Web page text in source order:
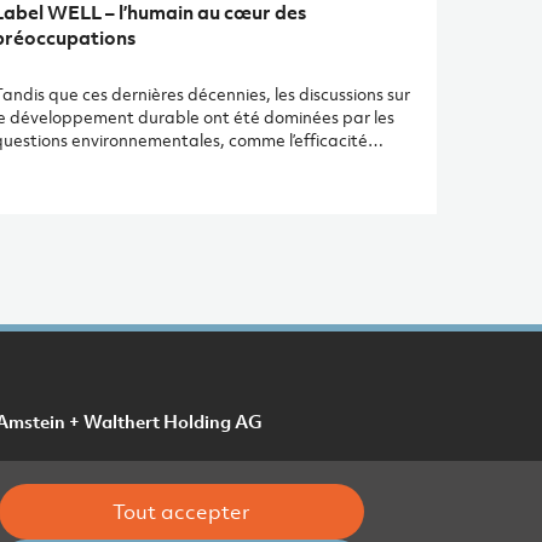
WELL – l’humain au cœur des
que ces dernières décennies, les discussions sur
développement durable ont été dominées par les
environnementales, comme l’efficacité
+ Walthert Holding AG
Tout accepter